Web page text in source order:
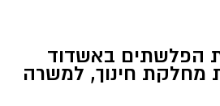
הפלשתים באשדוד
מחלקת חינוך, למשרה